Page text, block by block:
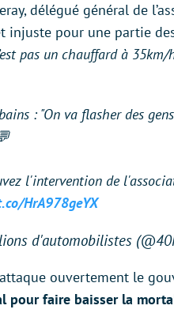
délégué général de
injuste pour une partie
pas un chauffard à 35km/
: "On va flasher des
l'intervention de
HrA978geYX
d'automobilistes
attaque ouvertement le
pour faire baisser la